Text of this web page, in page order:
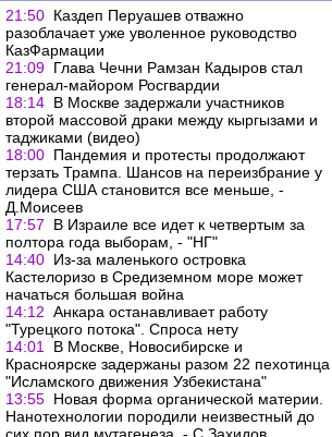
21:50 Каздеп Перуашев отважно
разоблачает уже уволенное руководство
КазФармации
21:09 Глава Чечни Рамзан Кадыров стал
генерал-майором Росгвардии
18:14 В Москве задержали участников
второй массовой драки между кыргызами и
таджиками (видео)
18:00 Пандемия и протесты продолжают
терзать Трампа. Шансов на переизбрание у
лидера США становится все меньше, -
Д.Моисеев
17:57
В Израиле все идет к четвертым за
полтора года выборам, - "НГ"
14:40 Из-за маленького островка
Кастелоризо в Средиземном море может
начаться большая война
14:12 Анкара останавливает работу
"Турецкого потока". Спроса нету
14:01
В Москве, Новосибирске и
Красноярске задержаны разом 22 пехотинца
"Исламского движения Узбекистана"
13:55 Новая форма органической материи.
Нанотехнологии породили неизвестный до